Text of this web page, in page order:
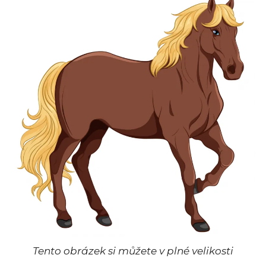
Tento obrázek si můžete v plné velikosti